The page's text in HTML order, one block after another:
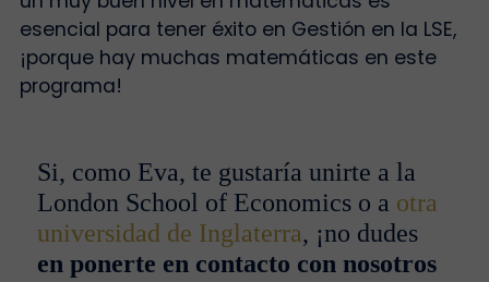
esencial para tener éxito en Gestión en la LSE,
¡porque hay muchas matemáticas en este
programa!
Si, como Eva, te gustaría unirte a la
London School of Economics o a otra
universidad de Inglaterra, ¡no dudes
en ponerte en contacto con nosotros